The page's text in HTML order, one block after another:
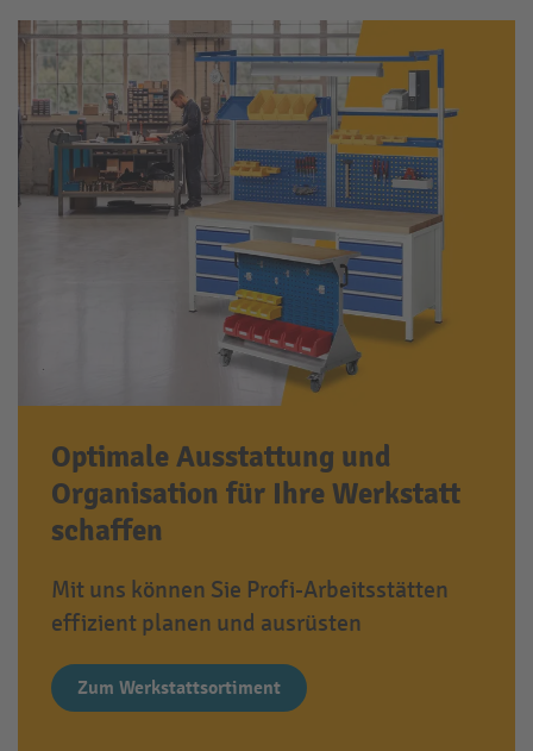
Optimale Ausstattung und
Organisation für Ihre Werkstatt
schaffen
Mit uns können Sie Profi-Arbeitsstätten
effizient planen und ausrüsten
Zum Werkstattsortiment